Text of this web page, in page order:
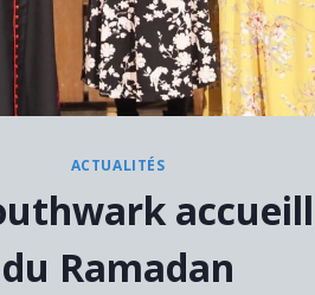
ACTUALITÉS
du Ramadan